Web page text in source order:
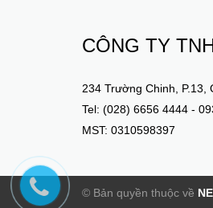
CÔNG TY
234 Trường Chinh, P.13,
Tel: (028) 6656 4444 -
MST: 0310598397
© Bản quyền thuộc về